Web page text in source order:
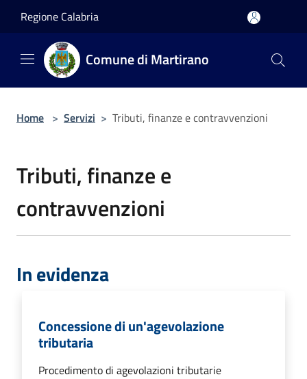
Regione Calabria
Comune di Martirano
Home > Servizi > Tributi, finanze e contravvenzioni
Tributi, finanze e
contravvenzioni
In evidenza
Concessione di un'agevolazione
tributaria
Procedimento di agevolazioni tributarie